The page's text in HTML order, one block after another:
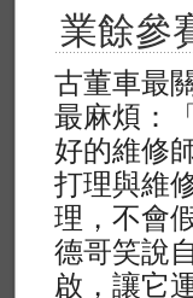
業餘參
古董車最
最麻煩：
好的維修
打理與維
理，不會
德哥笑說
啟，讓它